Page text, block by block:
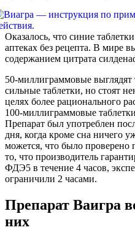
Оказалось, что синие
аптеках без рецепта. В мире
содержанием цитрата
50-миллиграммовые выглядят
сильные таблетки, но стоят
целях более рационального
100-миллиграммовые
Препарат был употреблен
дня, когда кроме сна ничего
можется, что было проверено
то, что производитель
ФДЭ5 в течениe 4 часов,
ограничили 2 часами.
Препарат Ваигра
них